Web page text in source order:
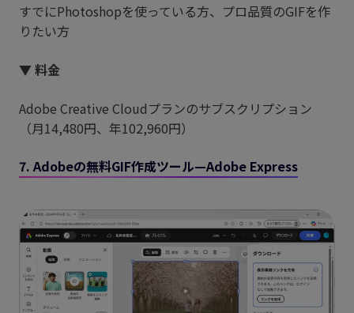
すでにPhotoshopを使っている方、プロ品質のGIFを作
りたい方
▼ 料金
Adobe Creative Cloudプランのサブスクリプション
（月14,480円、年102,960円）
7. Adobeの無料GIF作成ツール—Adobe Express